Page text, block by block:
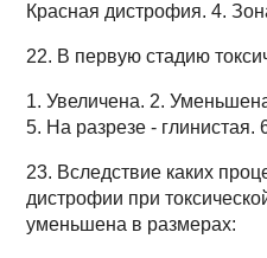
Красная дистрофия. 4.
22. В первую стадию
1. Увеличена. 2.
5. На разрезе - глинистая.
23. Вследствие каких
дистрофии при
уменьшена в размерах: